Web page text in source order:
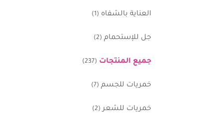
العناية بالشفاه (1)
جل للإستحمام (2)
جميع المنتجات (237)
خمريات للجسم (7)
خمريات للشعر (2)